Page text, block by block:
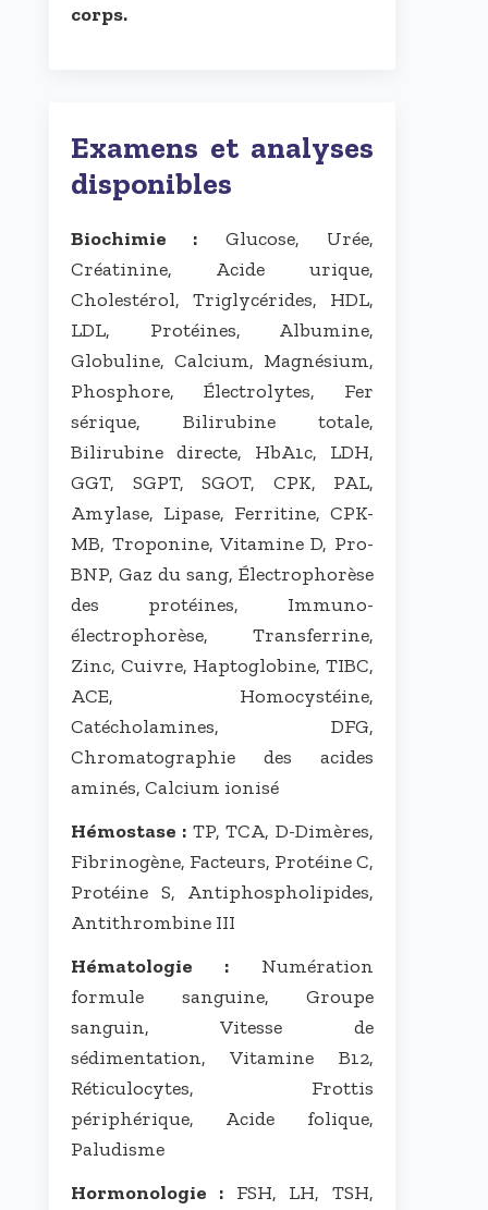
corps.
Examens et analyses
disponibles
Biochimie : Glucose, Urée,
Créatinine, Acide urique,
Cholestérol, Triglycérides, HDL,
LDL, Protéines, Albumine,
Globuline, Calcium, Magnésium,
Phosphore, Électrolytes, Fer
sérique, Bilirubine totale,
Bilirubine directe, HbA1c, LDH,
GGT, SGPT, SGOT, CPK, PAL,
Amylase, Lipase, Ferritine, CPK-
MB, Troponine, Vitamine D, Pro-
BNP, Gaz du sang, Électrophorèse
des protéines, Immuno-
électrophorèse, Transferrine,
Zinc, Cuivre, Haptoglobine, TIBC,
ACE, Homocystéine,
Catécholamines, DFG,
Chromatographie des acides
aminés, Calcium ionisé
Hémostase :TP, TCA, D-Dimères,
Fibrinogène, Facteurs, Protéine C,
Protéine S, Antiphospholipides,
Antithrombine III
Hématologie : Numération
formule sanguine, Groupe
sanguin, Vitesse de
sédimentation, Vitamine B12,
Réticulocytes, Frottis
périphérique, Acide folique,
Paludisme
Hormonologie :FSH, LH, TSH,